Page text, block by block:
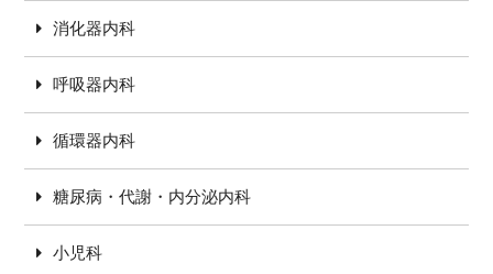
消化器内科
呼吸器内科
循環器内科
糖尿病・代謝・内分泌内科
小児科